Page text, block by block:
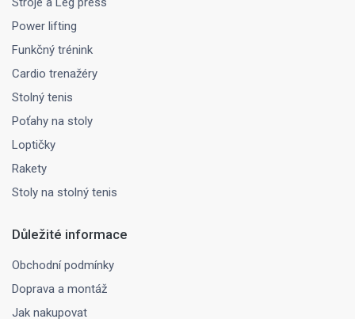
Power lifting
Funkčný trénink
Cardio trenažéry
Stolný tenis
Poťahy na stoly
Loptičky
Rakety
Stoly na stolný tenis
Důležité informace
Obchodní podmínky
Doprava a montáž
Jak nakupovat